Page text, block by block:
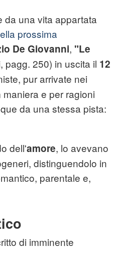
da una vita appartata
prossima
De Giovanni, "Le
pagg. 250) in uscita il 12
pur arrivate nei
e per ragioni
da una stessa pista:
dell'amore, lo avevano
distinguendolo in
parentale e,
di imminente